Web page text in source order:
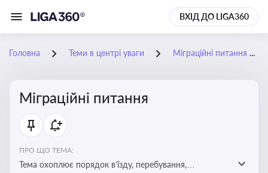
ВХІД ДО LIGA360
Головна Теми в центрі уваги Міграційні питання
Міграційні питання
ПРО ЩО ТЕМА:
Тема охоплює порядок в’їзду, перебування,